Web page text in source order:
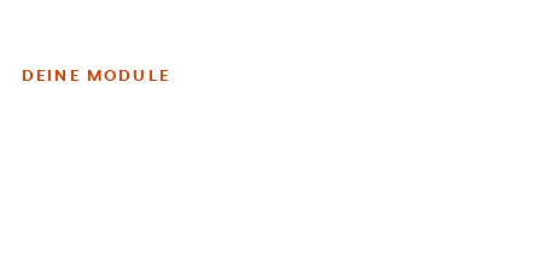
DEINE MODULE